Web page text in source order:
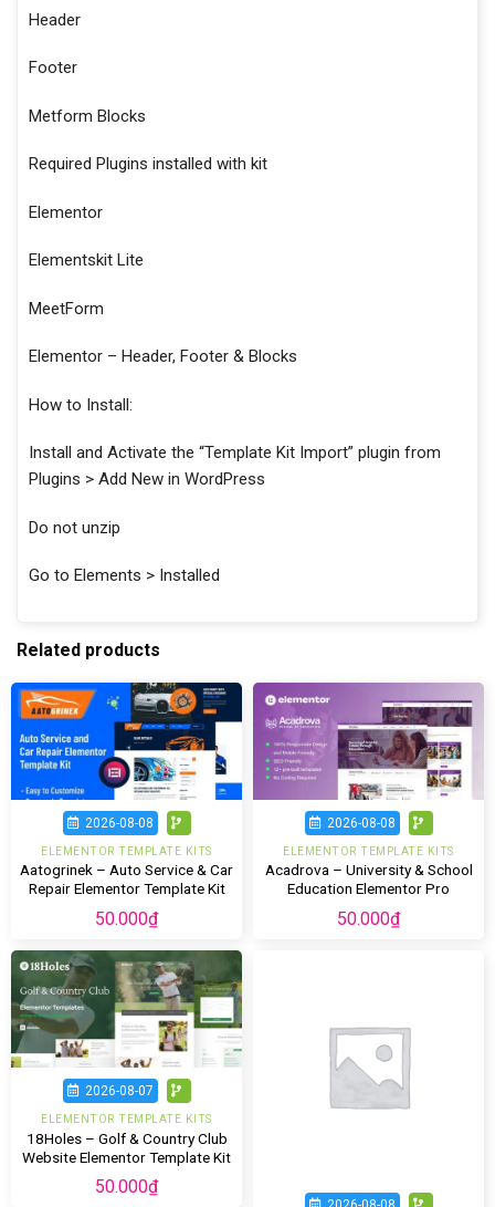
Header
Footer
Metform Blocks
Required Plugins installed with kit
Elementor
Elementskit Lite
MeetForm
Elementor – Header, Footer & Blocks
How to Install:
Install and Activate the “Template Kit Import” plugin from
Plugins > Add New in WordPress
Do not unzip
Go to Elements > Installed
Related products
2026-08-08
ELEMENTOR TEMPLATE KITS
Aatogrinek – Auto Service & Car
Repair Elementor Template Kit
50.000₫
2026-08-08
ELEMENTOR TEMPLATE KITS
Acadrova – University & School
Education Elementor Pro
Template Kit
50.000₫
2026-08-07
ELEMENTOR TEMPLATE KITS
18Holes – Golf & Country Club
Website Elementor Template Kit
50.000₫